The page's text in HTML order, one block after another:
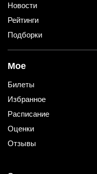
Новости
Рейтинги
Подборки
Мое
Билеты
Избранное
Расписание
Оценки
Отзывы